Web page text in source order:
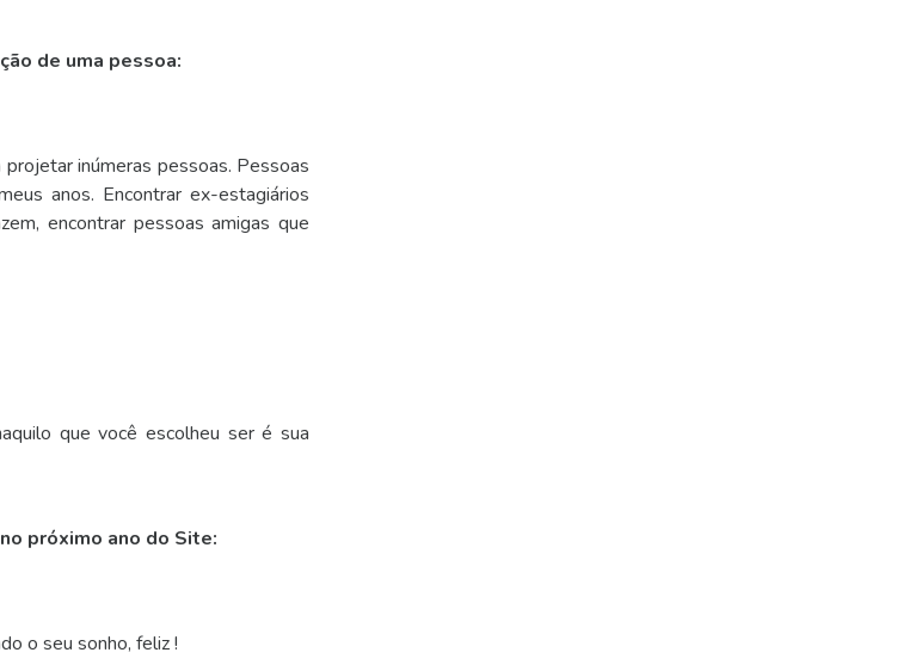
de uma pessoa:
inúmeras pessoas. Pessoas
anos. Encontrar ex-estagiários
encontrar pessoas amigas que
que você escolheu ser é sua
próximo ano do Site:
o seu sonho, feliz !